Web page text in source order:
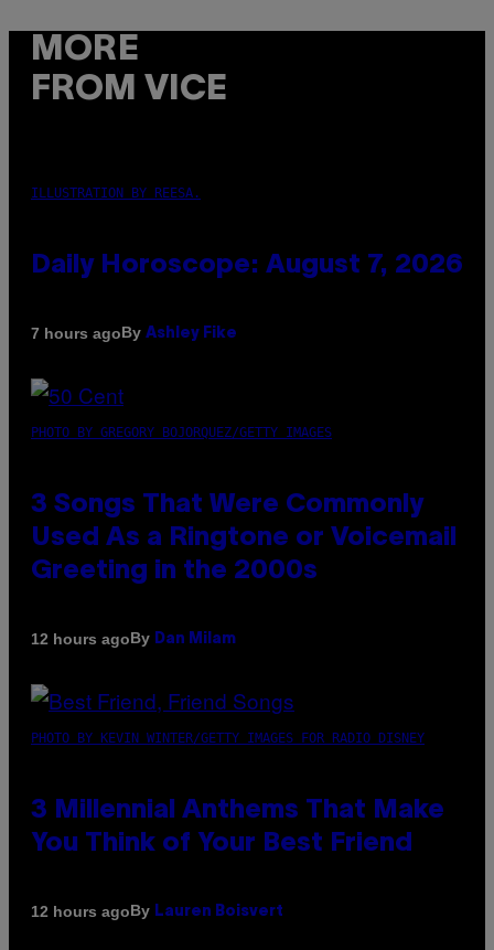
MORE
FROM VICE
ILLUSTRATION BY REESA.
Daily Horoscope: August 7, 2026
7 hours agoBy Ashley Fike
PHOTO BY GREGORY BOJORQUEZ/GETTY IMAGES
3 Songs That Were Commonly
Used As a Ringtone or Voicemail
Greeting in the 2000s
12 hours agoBy Dan Milam
PHOTO BY KEVIN WINTER/GETTY IMAGES FOR RADIO DISNEY
3 Millennial Anthems That Make
You Think of Your Best Friend
12 hours agoBy Lauren Boisvert